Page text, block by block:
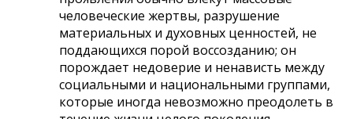
человеческие жертвы, разрушение
материальных и духовных ценностей, не
поддающихся порой воссозданию; он
порождает недоверие и ненависть между
социальными и национальными группами,
которые иногда невозможно преодолеть в